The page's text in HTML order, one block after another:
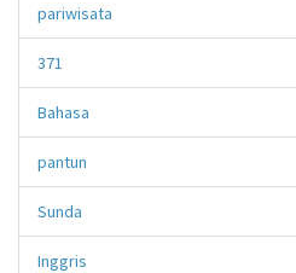
pariwisata
371
Bahasa
pantun
Sunda
Inggris